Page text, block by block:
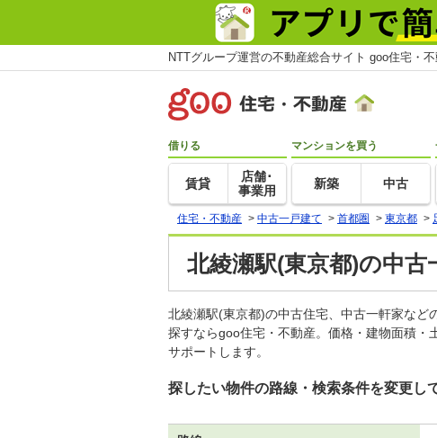
NTTグループ運営の不動産総合サイト goo住宅・不
借りる
賃貸
店舗･
事業用
マンションを買う
新築 中古
住宅・不動産 > 中古一戸建て > 首都圏 > 東京都 >
北綾瀬駅(東京都)の中
北綾瀬駅(東京都)の中古住宅、中古一軒家など
探すならgoo住宅・不動産。価格・建物面積
サポートします。
探したい物件の路線・検索条件を変更し